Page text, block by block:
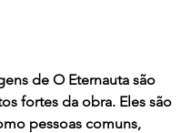
fortes da obra. Eles são
pessoas comuns,